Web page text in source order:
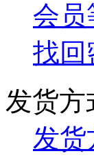
会员
找回
发货方
发货